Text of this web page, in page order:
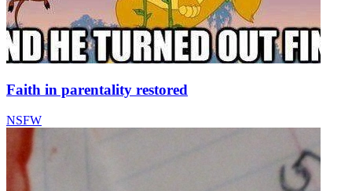
Faith in parentality restored
NSFW